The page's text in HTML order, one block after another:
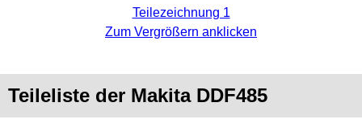
Teilezeichnung 1
Zum Vergrößern anklicken
Teileliste der Makita DDF485